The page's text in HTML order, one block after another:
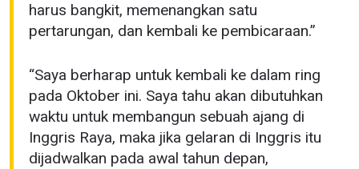
harus bangkit, memenangkan satu
pertarungan, dan kembali ke pembicaraan.”
“Saya berharap untuk kembali ke dalam ring
pada Oktober ini. Saya tahu akan dibutuhkan
waktu untuk membangun sebuah ajang di
Inggris Raya, maka jika gelaran di Inggris itu
dijadwalkan pada awal tahun depan,